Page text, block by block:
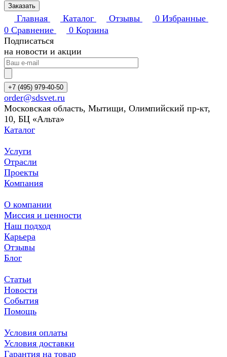
Заказать
Главная Каталог Отзывы 0 Избранные
0 Сравнение 0 Корзина
Подписаться
на новости и акции
+7 (495) 979-40-50
order@sdsvet.ru
Московская область, Мытищи, Олимпийский пр-кт,
10, БЦ «Альта»
Каталог
Услуги
Отрасли
Проекты
Компания
О компании
Миссия и ценности
Наш подход
Карьера
Отзывы
Блог
Статьи
Новости
События
Помощь
Условия оплаты
Условия доставки
Гарантия на товар